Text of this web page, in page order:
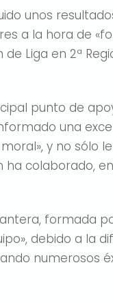
unos
a la hora de
Liga en 2ª
punto de
una
y no sólo
ha colaborado,
formada
debido a la
numerosos